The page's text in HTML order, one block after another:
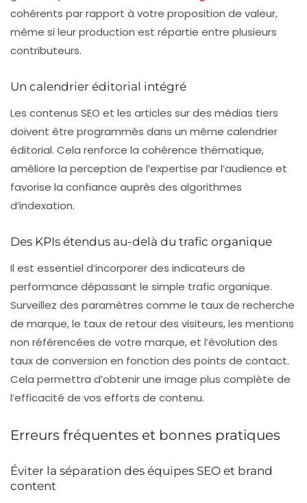
cohérents par rapport à votre proposition de valeur,
même si leur production est répartie entre plusieurs
contributeurs.
Un calendrier éditorial intégré
Les contenus SEO et les articles sur des médias tiers
doivent être programmés dans un même calendrier
éditorial. Cela renforce la cohérence thématique,
améliore la perception de l’expertise par l’audience et
favorise la confiance auprès des algorithmes
d’indexation.
Des KPIs étendus au-delà du trafic organique
Il est essentiel d’incorporer des indicateurs de
performance dépassant le simple trafic organique.
Surveillez des paramètres comme le taux de recherche
de marque, le taux de retour des visiteurs, les mentions
non référencées de votre marque, et l’évolution des
taux de conversion en fonction des points de contact.
Cela permettra d’obtenir une image plus complète de
l’efficacité de vos efforts de contenu.
Erreurs fréquentes et bonnes pratiques
Éviter la séparation des équipes SEO et brand
content